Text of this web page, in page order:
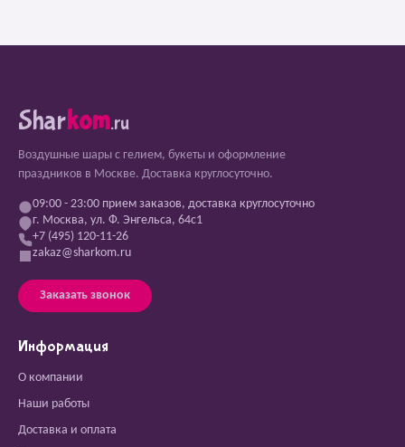
Sharkom.ru
Воздушные шары с гелием, букеты и оформление
праздников в Москве. Доставка круглосуточно.
09:00 - 23:00 прием заказов, доставка круглосуточно
г. Москва, ул. Ф. Энгельса, 64с1
+7 (495) 120-11-26
zakaz@sharkom.ru
Заказать звонок
Информация
О компании
Наши работы
Доставка и оплата